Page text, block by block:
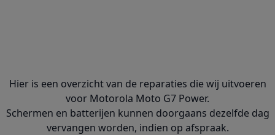
Hier is een overzicht van de reparaties die wij uitvoeren
voor Motorola Moto G7 Power.
Schermen en batterijen kunnen doorgaans dezelfde dag
vervangen worden, indien op afspraak.